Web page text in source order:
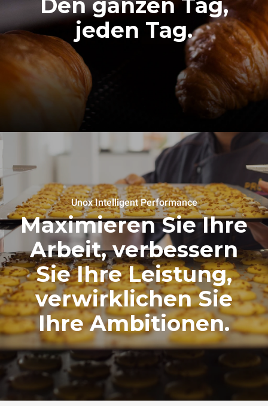
Den ganzen Tag,
jeden Tag.
Unox Intelligent Performance
Maximieren Sie Ihre
Arbeit, verbessern
Sie Ihre Leistung,
verwirklichen Sie
Ihre Ambitionen.